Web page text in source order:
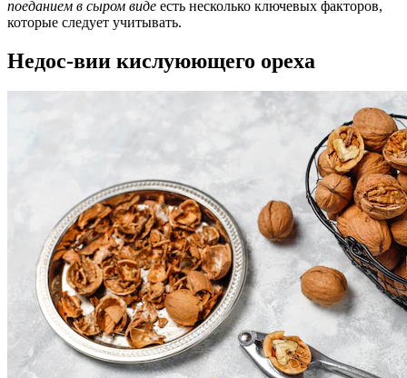
поеданием в сыром виде есть несколько ключевых факторов,
которые следует учитывать.
Недос-вии кислуюющего ореха